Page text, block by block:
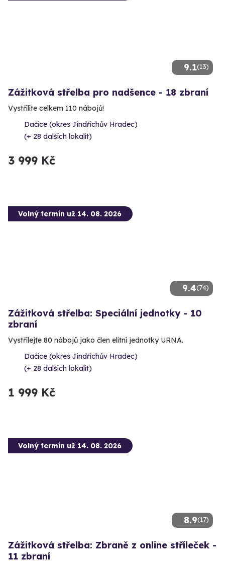
9.1(13)
Zážitková střelba pro nadšence - 18 zbraní
Vystřílíte celkem 110 nábojů!
Dačice (okres Jindřichův Hradec)
(+ 28 dalších lokalit)
3 999 Kč
9.4(74)
Volný termín už 14. 08. 2026
Zážitková střelba: Speciální jednotky - 10
zbraní
Vystřílejte 80 nábojů jako člen elitní jednotky URNA.
Dačice (okres Jindřichův Hradec)
(+ 28 dalších lokalit)
1 999 Kč
8.9(17)
Volný termín už 14. 08. 2026
Zážitková střelba: Zbraně z online stříleček -
11 zbraní